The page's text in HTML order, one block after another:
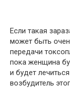
Если такая
может быть
передачи
пока женщина
и будет
возбудитель